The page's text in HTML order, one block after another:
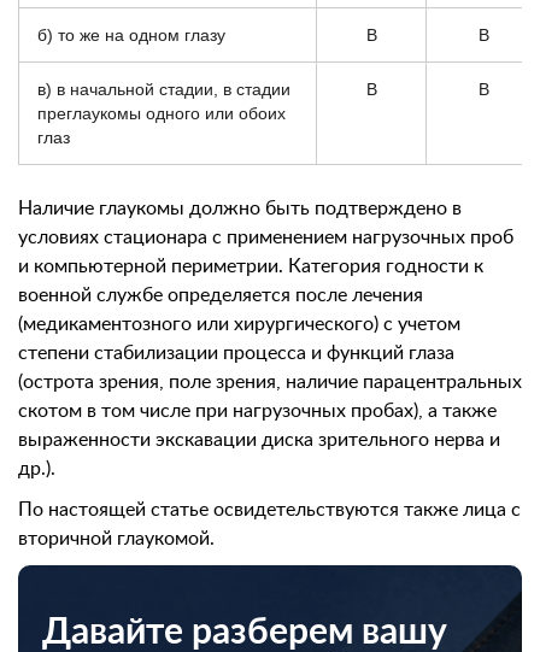
б) то же на одном глазу В В
в) в начальной стадии, в стадии
преглаукомы одного или обоих
глаз
В В
Наличие глаукомы должно быть подтверждено в
условиях стационара с применением нагрузочных проб
и компьютерной периметрии. Категория годности к
военной службе определяется после лечения
(медикаментозного или хирургического) с учетом
степени стабилизации процесса и функций глаза
(острота зрения, поле зрения, наличие парацентральных
скотом в том числе при нагрузочных пробах), а также
выраженности экскавации диска зрительного нерва и
др.).
По настоящей статье освидетельствуются также лица с
вторичной глаукомой.
Давайте разберем вашу